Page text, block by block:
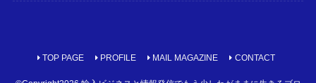
TOP PAGE PROFILE MAIL MAGAZINE CONTACT